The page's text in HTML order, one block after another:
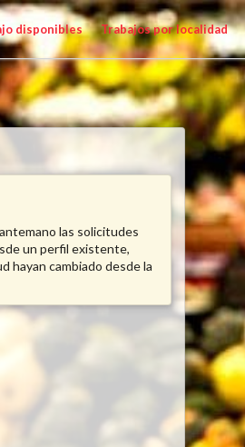
disponibles Trabajos por localidad
las solicitudes
un perfil existente,
hayan cambiado desde la